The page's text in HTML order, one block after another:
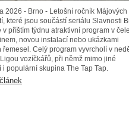
2026 - Brno - Letošní ročník Májových
které jsou součástí seriálu Slavnosti
v příštím týdnu atraktivní program v
novou instalací nebo ukázkami
řemesel. Celý program vyvrcholí v
vozíčkářů, při němž mimo jiné
i populární skupina The Tap Tap.